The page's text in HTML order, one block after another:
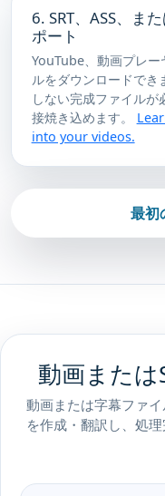
6. SRT、ASS、ま
ポート
YouTube、動画プレー
ルをダウンロードでき
しない完成ファイル
接焼き込めます。
into your videos.
最初
動画または
動画または字幕ファ
を作成・翻訳し、処